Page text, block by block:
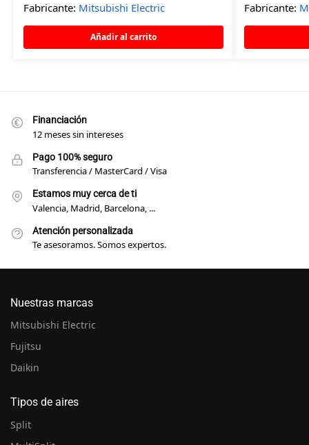
Fabricante: Mitsubishi Electric
Añadir al carrito
Fabricante:
Financiación
12 meses sin intereses
Pago 100% seguro
Transferencia / MasterCard / Visa
Estamos muy cerca de ti
Valencia, Madrid, Barcelona, ...
Atención personalizada
Te asesoramos. Somos expertos.
Nuestras marcas
Mitsubishi Electric
Fujitsu
Daikin
Tipos de aires
Split